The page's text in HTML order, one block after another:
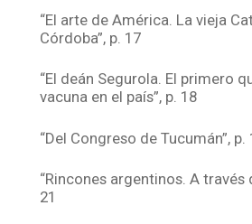
“El arte de América. La vieja
Córdoba”, p. 17
“El deán Segurola. El primero
vacuna en el país”, p. 18
“Del Congreso de Tucumán”, p.
“Rincones argentinos. A través
21